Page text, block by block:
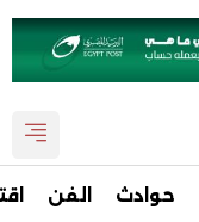
حوادث الفن